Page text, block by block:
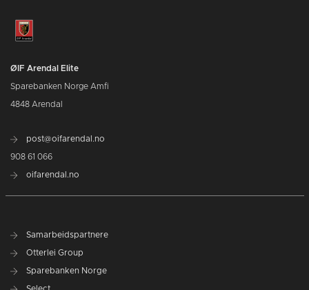
ØIF Arendal Elite
Sparebanken Norge Amfi
4848 Arendal
post@oifarendal.no
908 61 066
oifarendal.no
Samarbeidspartnere
Otterlei Group
Sparebanken Norge